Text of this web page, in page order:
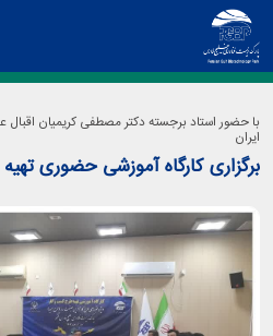
با حضور استاد برجسته دکتر مصطفی کریمیان اقبال
ایران
برگزاری کارگاه آموزشی حضوری